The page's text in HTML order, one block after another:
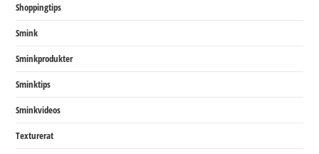
Shoppingtips
Smink
Sminkprodukter
Sminktips
Sminkvideos
Texturerat